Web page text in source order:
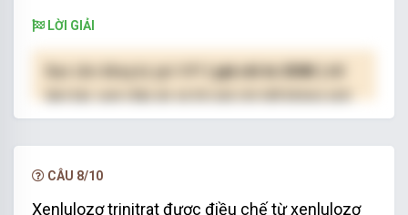
LỜI GIẢI
( giá chỉ từ 250K )
làm bài, xem đáp án và lời giải chi tiết không giới
hạn.
CÂU 8/10
Xenlulozơ trinitrat được điều chế từ xenlulozơ